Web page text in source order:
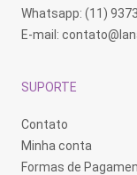
Whatsapp: (11)
E-mail:
SUPORTE
Contato
Minha conta
Formas de